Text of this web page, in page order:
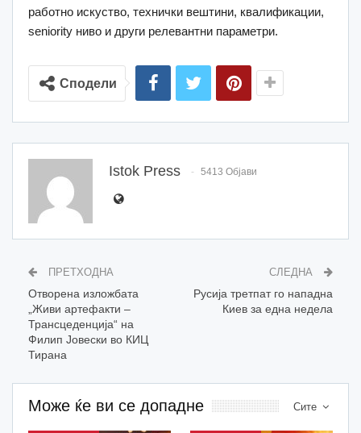
работно искуство, технички вештини, квалификации,
seniority ниво и други релевантни параметри.
Сподели
Istok Press 5413 Објави
ПРЕТХОДНА
Отворена изложбата
„Живи артефакти –
Трансцеденција“ на
Филип Јовески во КИЦ
Тирана
СЛЕДНА
Русија третпат го нападна
Киев за една недела
Сите
Може ќе ви се допадне